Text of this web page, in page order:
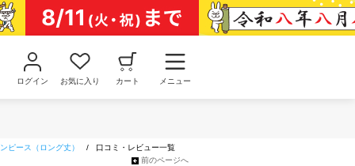
ログイン お気に入り カート メニュー
ピース（ロング丈） / 口コミ・レビュー一覧
前のページへ